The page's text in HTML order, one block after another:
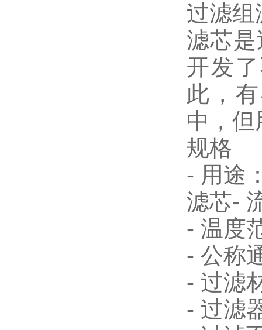
过滤组
滤芯
开发
此，
中，
规格
- 用途
滤芯-
- 温度
- 公称
- 过滤
- 过滤